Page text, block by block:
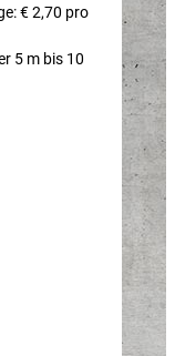
€ 2,70 pro
5 m bis 10